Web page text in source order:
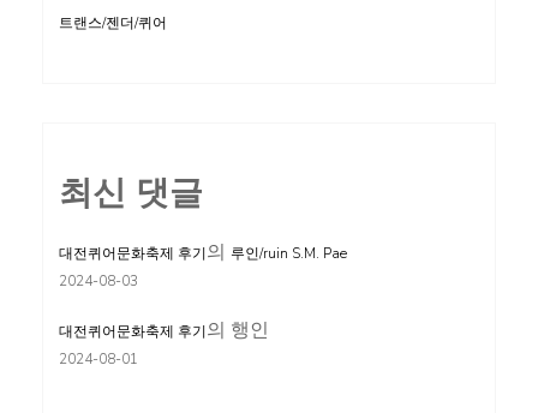
트랜스/젠더/퀴어
최신 댓글
대전퀴어문화축제 후기의 루인/ruin S.M. Pae
2024-08-03
대전퀴어문화축제 후기의 행인
2024-08-01